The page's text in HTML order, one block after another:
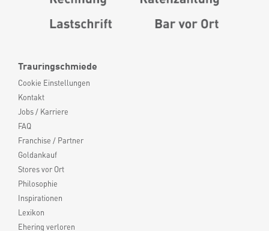
Trauringschmiede
Cookie Einstellungen
Kontakt
Jobs / Karriere
FAQ
Franchise / Partner
Goldankauf
Stores vor Ort
Philosophie
Inspirationen
Lexikon
Ehering verloren